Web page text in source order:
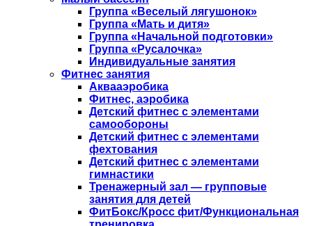
Группа «Веселый лягушонок»
Группа «Мать и дитя»
Группа «Начальной подготовки»
Группа «Русалочка»
Индивидуальные занятия
Фитнес занятия
Аквааэробика
Фитнес, аэробика
Детский фитнес с элементами
самообороны
Детский фитнес с элементами
фехтования
Детский фитнес с элементами
гимнастики
Тренажерный зал — групповые
занятия для детей
ФитБокс/Кросс фит/Функциональная